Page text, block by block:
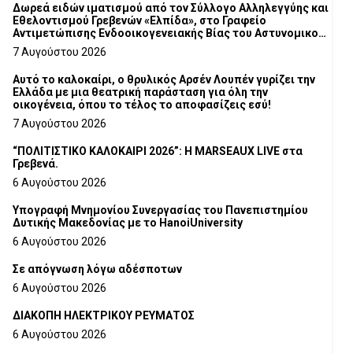
Δωρεά ειδών ιματισμού από τον Σύλλογο Αλληλεγγύης και
Εθελοντισμού Γρεβενών «Ελπίδα», στο Γραφείο
Αντιμετώπισης Ενδοοικογενειακής Βίας του Αστυνομικού
Τμήματος Γρεβενών
7 Αυγούστου 2026
Αυτό το καλοκαίρι, ο θρυλικός Αρσέν Λουπέν γυρίζει την
Ελλάδα με μια θεατρική παράσταση για όλη την
οικογένεια, όπου το τέλος το αποφασίζεις εσύ!
7 Αυγούστου 2026
“ΠΟΛΙΤΙΣΤΙΚΟ ΚΑΛΟΚΑΙΡΙ 2026”: Η MARSEAUX LIVE στα
Γρεβενά.
6 Αυγούστου 2026
Υπογραφή Μνημονίου Συνεργασίας του Πανεπιστημίου
Δυτικής Μακεδονίας με το HanoiUniversity
6 Αυγούστου 2026
Σε απόγνωση λόγω αδέσποτων
6 Αυγούστου 2026
ΔΙΑΚΟΠΗ ΗΛΕΚΤΡΙΚΟΥ ΡΕΥΜΑΤΟΣ
6 Αυγούστου 2026